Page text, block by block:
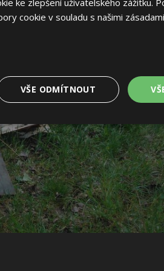
ke zlepšení uživatelského zážitku.
cookie v souladu s našimi
VŠE ODMÍTNOUT
cílení Funkční soubory
Soubory cílení Funkční soubory